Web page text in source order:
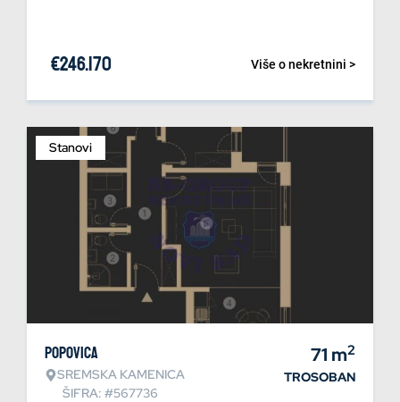
Više o nekretnini >
€246.170
Stanovi
Popovica
SREMSKA KAMENICA
ŠIFRA: #567736
71 m2
TROSOBAN